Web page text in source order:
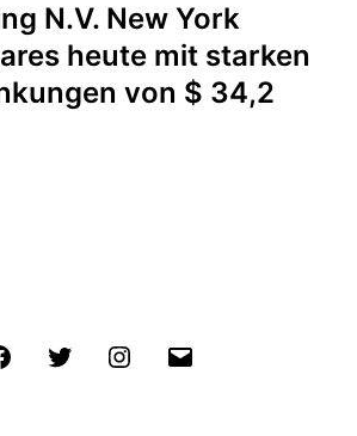
N.V. New York
heute mit starken
von $ 34,2
FacebookTwitter Instagram